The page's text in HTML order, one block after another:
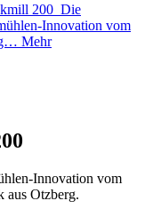
200 Die
Innovation vom
Mehr
Innovation vom
aus Otzberg.